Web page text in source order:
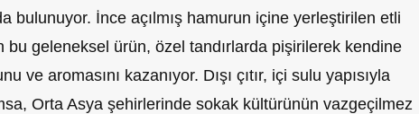
bulunuyor. İnce açılmış hamurun içine yerleştirilen etli
bu geleneksel ürün, özel tandırlarda pişirilerek kendine
ve aromasını kazanıyor. Dışı çıtır, içi sulu yapısıyla
Orta Asya şehirlerinde sokak kültürünün vazgeçilmez